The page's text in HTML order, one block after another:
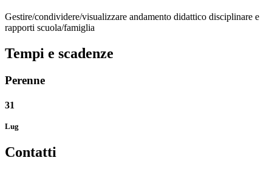
Gestire/condividere/visualizzare andamento didattico disciplinare e
rapporti scuola/famiglia
Tempi e scadenze
Perenne
31
Lug
Contatti